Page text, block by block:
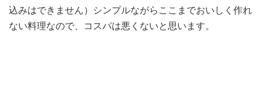
込みはできません）シンプルながらここまでおいしく作れ
ない料理なので、コスパは悪くないと思います。